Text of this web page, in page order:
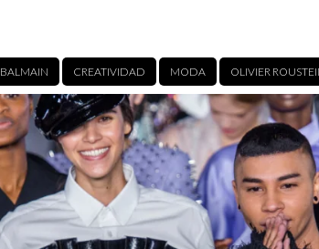
BALMAIN CREATIVIDAD MODA OLIVIER